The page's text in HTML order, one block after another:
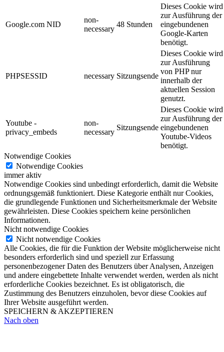
Google.com NID
non-
necessary
48 Stunden
Dieses Cookie wird
zur Ausführung der
eingebundenen
Google-Karten
benötigt.
PHPSESSID necessary Sitzungsende
Dieses Cookie wird
zur Ausführung
von PHP nur
innerhalb der
aktuellen Session
genutzt.
Youtube -
privacy_embeds
non-
necessary
Sitzungsende
Dieses Cookie wird
zur Ausführung der
eingebundenen
Youtube-Videos
benötigt.
Notwendige Cookies
Notwendige Cookies
immer aktiv
Notwendige Cookies sind unbedingt erforderlich, damit die Website
ordnungsgemäß funktioniert. Diese Kategorie enthält nur Cookies,
die grundlegende Funktionen und Sicherheitsmerkmale der Website
gewährleisten. Diese Cookies speichern keine persönlichen
Informationen.
Nicht notwendige Cookies
Nicht notwendige Cookies
Alle Cookies, die für die Funktion der Website möglicherweise nicht
besonders erforderlich sind und speziell zur Erfassung
personenbezogener Daten des Benutzers über Analysen, Anzeigen
und andere eingebettete Inhalte verwendet werden, werden als nicht
erforderliche Cookies bezeichnet. Es ist obligatorisch, die
Zustimmung des Benutzers einzuholen, bevor diese Cookies auf
Ihrer Website ausgeführt werden.
SPEICHERN & AKZEPTIEREN
Nach oben